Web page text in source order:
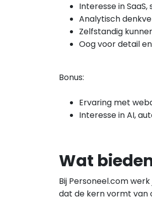
Interesse in
Analytisch
Zelfstandig
Oog voor detail
Bonus:
Ervaring met
Interesse in AI,
Wat
Bij Personeel.com
dat de kern vormt van